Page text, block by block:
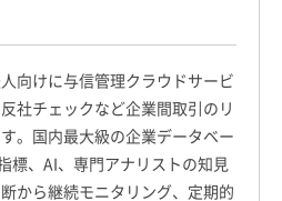
向けに与信管理クラウドサービ
社チェックなど企業間取引のリ
。国内最大級の企業データベー
標、AI、専門アナリストの知見
から継続モニタリング、定期的